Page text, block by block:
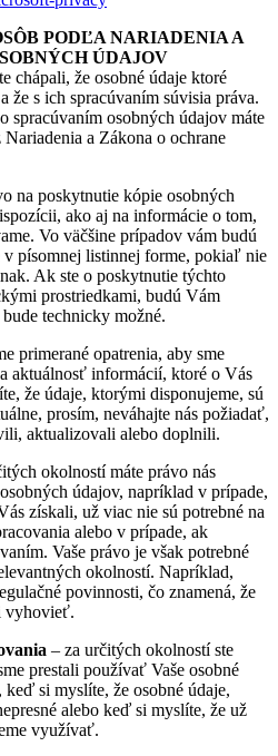
PODĽA NARIADENIA A
ÚDAJOV
chápali, že osobné údaje ktoré
že s ich spracúvaním súvisia práva.
spracúvaním osobných údajov máte
a Zákona o ochrane
na poskytnutie kópie osobných
ako aj na informácie o tom,
Vo väčšine prípadov vám budú
v písomnej listinnej forme, pokiaľ nie
Ak ste o poskytnutie týchto
prostriedkami, budú Vám
technicky možné.
primerané opatrenia, aby sme
aktuálnosť informácií, ktoré o Vás
že údaje, ktorými disponujeme, sú
prosím, neváhajte nás požiadať,
aktualizovali alebo doplnili.
okolností máte právo nás
údajov, napríklad v prípade,
získali, už viac nie sú potrebné na
alebo v prípade, ak
Vaše právo je však potrebné
okolností. Napríklad,
povinnosti, čo znamená, že
vyhovieť.
– za určitých okolností ste
prestali používať Vaše osobné
si myslíte, že osobné údaje,
alebo keď si myslíte, že už
využívať.